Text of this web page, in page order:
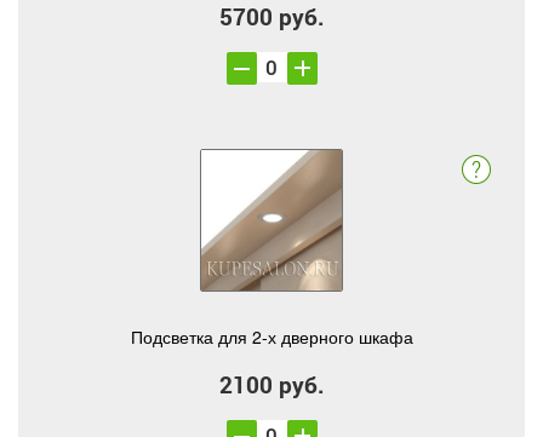
5700 руб.
Подсветка для 2-х дверного шкафа
2100 руб.